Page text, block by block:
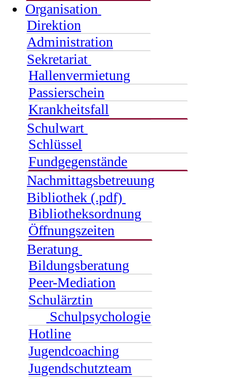
Organisation
Direktion
Administration
Sekretariat
Hallenvermietung
Passierschein
Krankheitsfall
Schulwart
Schlüssel
Fundgegenstände
Nachmittagsbetreuung
Bibliothek (.pdf)
Bibliotheksordnung
Öffnungszeiten
Beratung
Bildungsberatung
Peer-Mediation
Schulärztin
Schulpsychologie
Hotline
Jugendcoaching
Jugendschutzteam